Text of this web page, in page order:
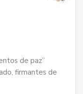
de paz”
firmantes de